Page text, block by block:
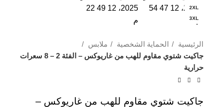
2XL
3XL
الرئيسية الحماية الشخصية
ملابس
جاكيت شتوي مقاوم للهب من غاريوكس – الفئة 2 – 8 سعرات
حرارية
جاكيت شتوي مقاوم للهب من غاريوكس –